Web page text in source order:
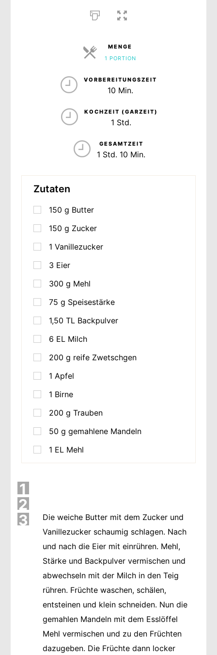
MENGE
1 PORTION
VORBEREITUNGSZEIT
10 Min.
KOCHZEIT (GARZEIT)
1 Std.
GESAMTZEIT
1 Std. 10 Min.
Zutaten
150 g Butter
150 g Zucker
1 Vanillezucker
3 Eier
300 g Mehl
75 g Speisestärke
1,50 TL Backpulver
6 EL Milch
200 g reife Zwetschgen
1 Apfel
1 Birne
200 g Trauben
50 g gemahlene Mandeln
1 EL Mehl
1
2
3
Die weiche Butter mit dem Zucker und
Vanillezucker schaumig schlagen. Nach
und nach die Eier mit einrühren. Mehl,
Stärke und Backpulver vermischen und
abwechseln mit der Milch in den Teig
rühren. Früchte waschen, schälen,
entsteinen und klein schneiden. Nun die
gemahlen Mandeln mit dem Esslöffel
Mehl vermischen und zu den Früchten
dazugeben. Die Früchte dann locker